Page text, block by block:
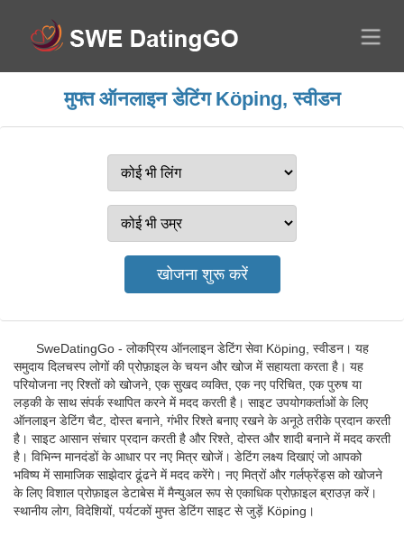
मुफ्त ऑनलाइन डेटिंग Köping, स्वीडन
SweDatingGo - लोकप्रिय ऑनलाइन डेटिंग सेवा Köping, स्वीडन। यह
समुदाय दिलचस्प लोगों की प्रोफ़ाइल के चयन और खोज में सहायता करता है। यह
परियोजना नए रिश्तों को खोजने, एक सुखद व्यक्ति, एक नए परिचित, एक पुरुष या
लड़की के साथ संपर्क स्थापित करने में मदद करती है। साइट उपयोगकर्ताओं के लिए
ऑनलाइन डेटिंग चैट, दोस्त बनाने, गंभीर रिश्ते बनाए रखने के अनूठे तरीके प्रदान करती
है। साइट आसान संचार प्रदान करती है और रिश्ते, दोस्त और शादी बनाने में मदद करती
है। विभिन्न मानदंडों के आधार पर नए मित्र खोजें। डेटिंग लक्ष्य दिखाएं जो आपको
भविष्य में सामाजिक साझेदार ढूंढने में मदद करेंगे। नए मित्रों और गर्लफ्रेंड्स को खोजने
के लिए विशाल प्रोफ़ाइल डेटाबेस में मैन्युअल रूप से एकाधिक प्रोफ़ाइल ब्राउज़ करें।
स्थानीय लोग, विदेशियों, पर्यटकों मुफ्त डेटिंग साइट से जुड़ें Köping।